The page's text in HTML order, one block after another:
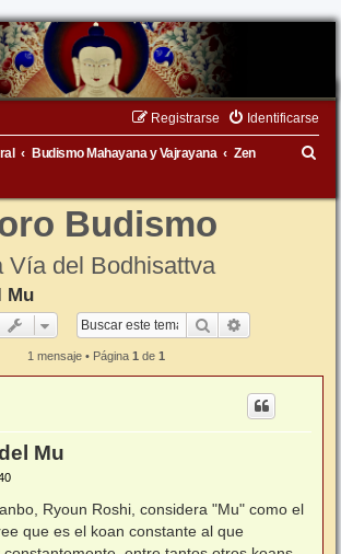
Identificarse
Registrarse
Budismo Mahayana y Vajrayana
Zen
Budismo
Vía del Bodhisattva
Mu
Buscar
1 mensaje • Página 1 de 1
Mu
Ryoun Roshi, considera "Mu" como el
que es el koan constante al que